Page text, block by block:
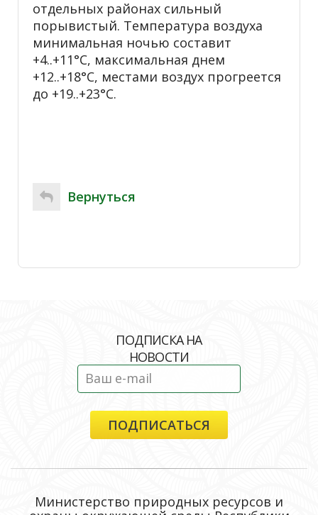
отдельных районах сильный
порывистый. Температура воздуха
минимальная ночью составит
+4..+11°С, максимальная днем
+12..+18°С, местами воздух прогреется
до +19..+23°С.
Вернуться
ПОДПИСКА НА
НОВОСТИ
Министерство природных ресурсов и